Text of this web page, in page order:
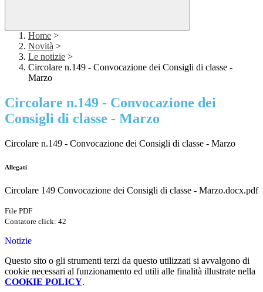
Home >
Novità >
Le notizie >
Circolare n.149 - Convocazione dei Consigli di classe -
Marzo
Circolare n.149 - Convocazione dei
Consigli di classe - Marzo
Circolare n.149 - Convocazione dei Consigli di classe - Marzo
Allegati
Circolare 149 Convocazione dei Consigli di classe - Marzo.docx.pdf
File PDF
Contatore click: 42
Notizie
Questo sito o gli strumenti terzi da questo utilizzati si avvalgono di
cookie necessari al funzionamento ed utili alle finalità illustrate nella
COOKIE POLICY.